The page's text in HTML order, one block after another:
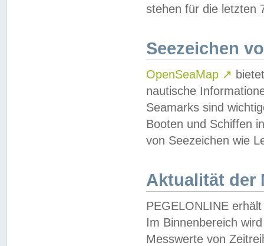
stehen für die letzten
Seezeichen
OpenSeaMap ↗
nautische
Seamarks sind
Booten und Schiffen
von Seezeichen wie
Aktualität der
PEGELONLINE
Im Binnenbereich
Messwerte von